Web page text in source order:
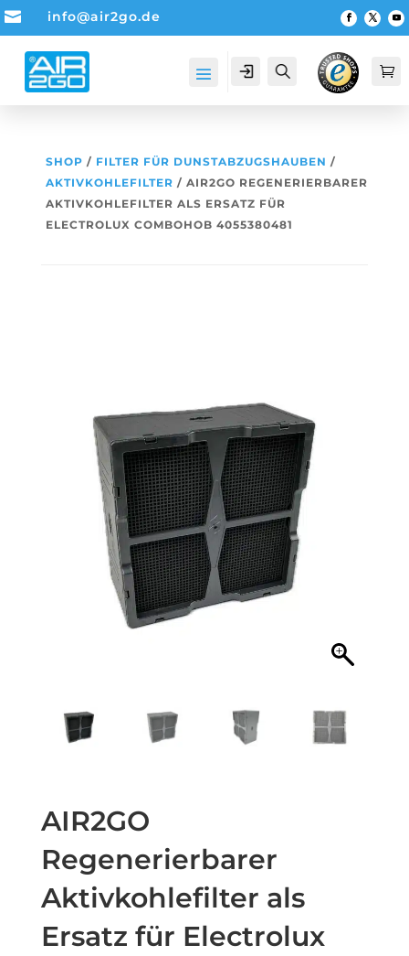
 info@air2go.de
Account Suche 
SHOP / FILTER FÜR DUNSTABZUGSHAUBEN /
AKTIVKOHLEFILTER / AIR2GO REGENERIERBARER
AKTIVKOHLEFILTER ALS ERSATZ FÜR
ELECTROLUX COMBOHOB 4055380481
AIR2GO
Regenerierbarer
Aktivkohlefilter als
Ersatz für Electrolux